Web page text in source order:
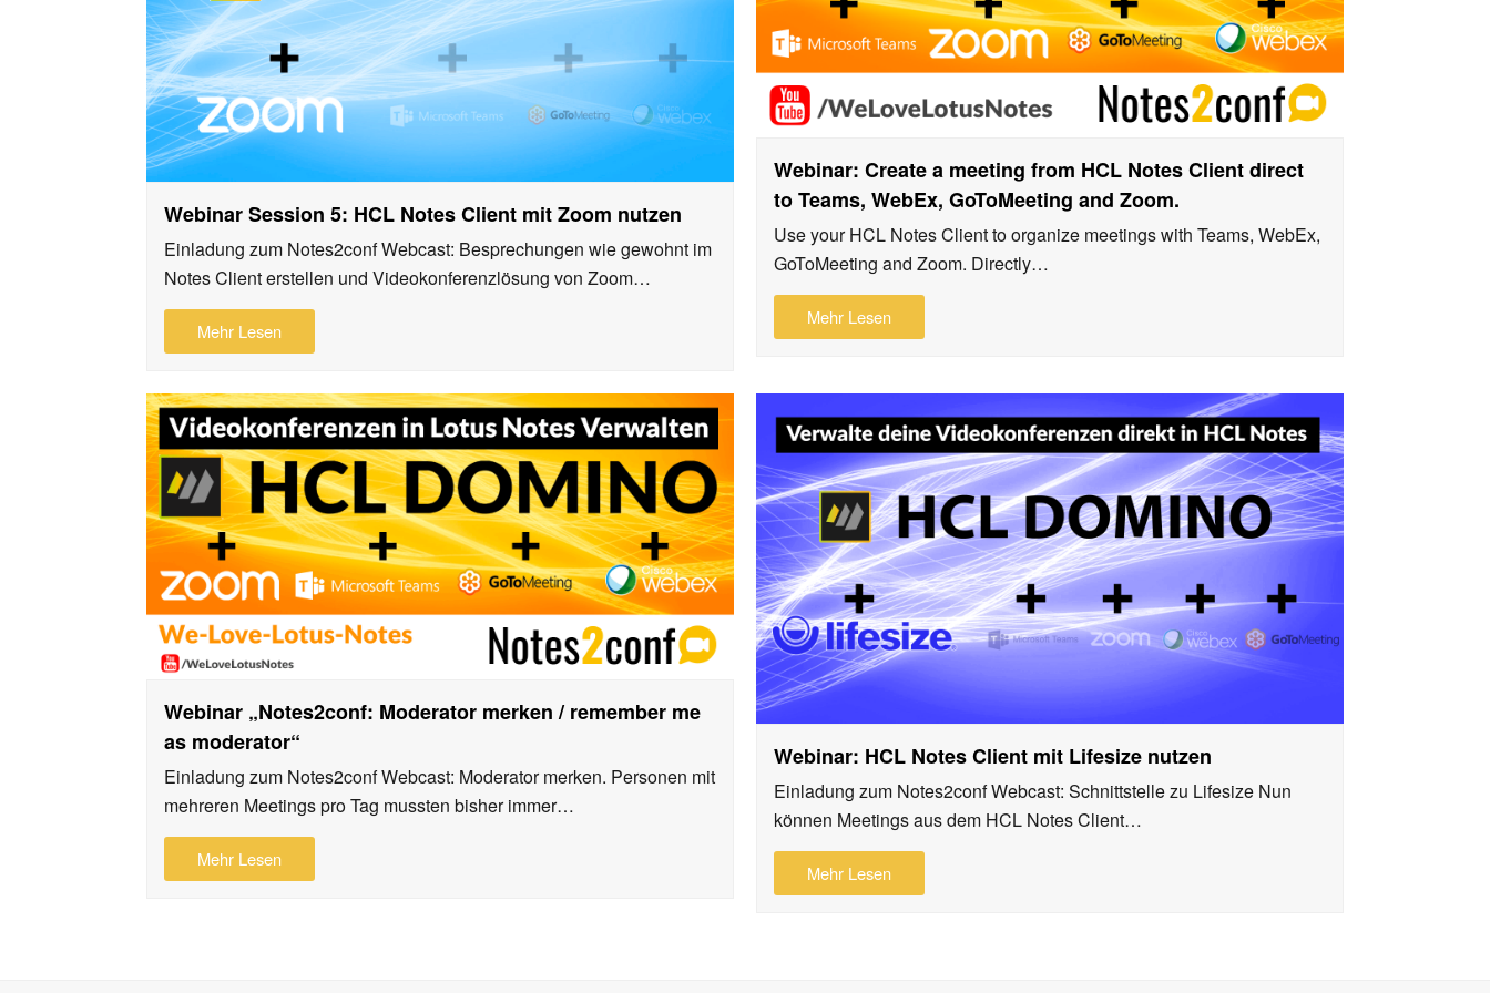
Webinar Session 5: HCL Notes Client mit Zoom nutzen
Einladung zum Notes2conf Webcast: Besprechungen wie gewohnt im
Notes Client erstellen und Videokonferenzlösung von Zoom…
Mehr Lesen
Webinar: Create a meeting from HCL Notes Client direct
to Teams, WebEx, GoToMeeting and Zoom.
Use your HCL Notes Client to organize meetings with Teams, WebEx,
GoToMeeting and Zoom. Directly…
Mehr Lesen
Webinar „Notes2conf: Moderator merken / remember me
as moderator“
Einladung zum Notes2conf Webcast: Moderator merken. Personen mit
mehreren Meetings pro Tag mussten bisher immer…
Mehr Lesen
Webinar: HCL Notes Client mit Lifesize nutzen
Einladung zum Notes2conf Webcast: Schnittstelle zu Lifesize Nun
können Meetings aus dem HCL Notes Client…
Mehr Lesen